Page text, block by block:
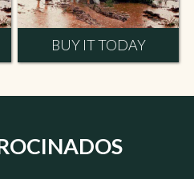
BUY IT TODAY